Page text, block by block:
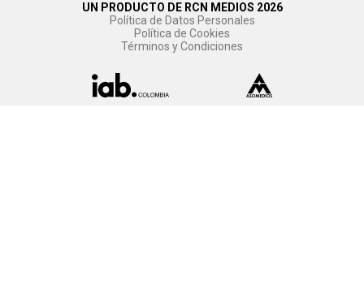
UN PRODUCTO DE RCN MEDIOS 2026
Política de Datos Personales
Política de Cookies
Términos y Condiciones